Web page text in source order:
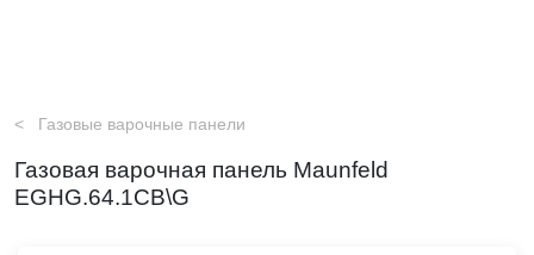
Газовые варочные панели
Газовая варочная панель Maunfeld
EGHG.64.1CB\G